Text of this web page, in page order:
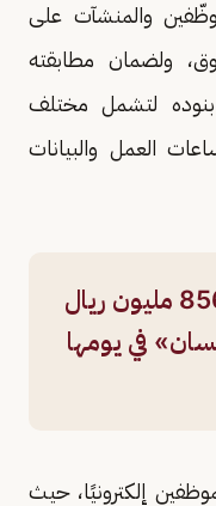
والمنشآت على
ولضمان مطابقته
بنوده لتشمل مختلف
العمل والبيانات
أكثر من مليار و856 مليون ريال
في يومها
إلكترونيًا، حيث